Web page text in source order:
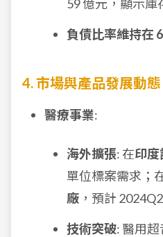
59 億元，顯示庫
負債比率維持在
4. 市場與產品發展動態
醫療事業:
海外擴張: 在印度
單位標案需求；
廠 ，預計
技術突破: 醫用